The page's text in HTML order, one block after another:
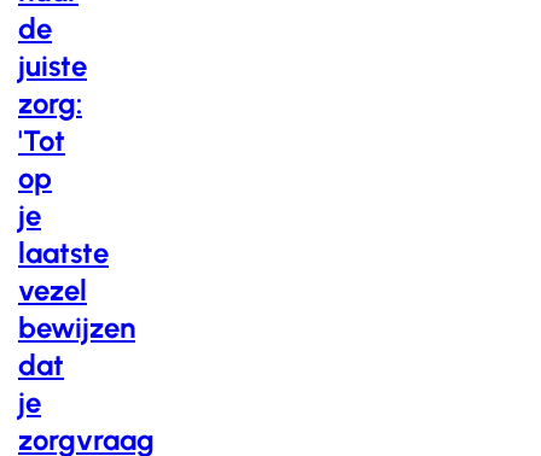
de
juiste
zorg:
'Tot
op
je
laatste
vezel
bewijzen
dat
je
zorgvraag